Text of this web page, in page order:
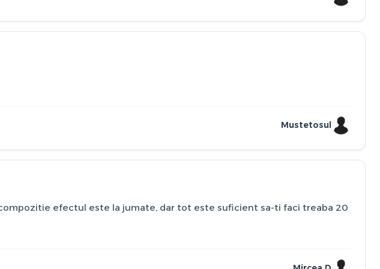
Mustetosul
efectul este la jumate, dar tot este suficient sa-ti faci treaba 20